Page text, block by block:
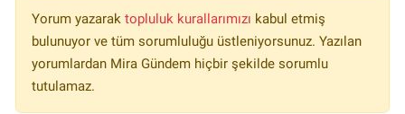
Yorum yazarak topluluk kurallarımızı kabul etmiş
bulunuyor ve tüm sorumluluğu üstleniyorsunuz. Yazılan
yorumlardan Mira Gündem hiçbir şekilde sorumlu
tutulamaz.